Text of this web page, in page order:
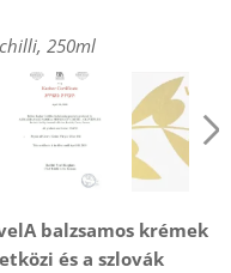
250ml
A balzsamos krémek
és a szlovák